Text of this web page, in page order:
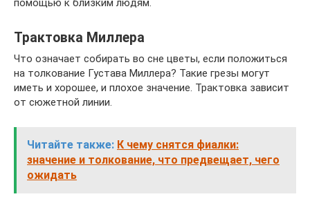
помощью к близким людям.
Трактовка Миллера
Что означает собирать во сне цветы, если положиться
на толкование Густава Миллера? Такие грезы могут
иметь и хорошее, и плохое значение. Трактовка зависит
от сюжетной линии.
Читайте также: К чему снятся фиалки:
значение и толкование, что предвещает, чего
ожидать